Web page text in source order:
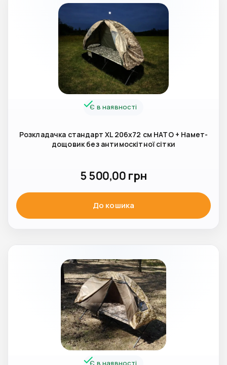
Є в наявності
Розкладачка стандарт XL 206x72 см НАТО + Намет-
дощовик без антимоскітної сітки
5 500,00 грн
До кошика
Є в наявності